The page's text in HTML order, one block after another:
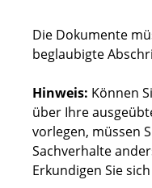
Die Dokumente
beglaubigte
Hinweis: Können
über Ihre
vorlegen, müssen
Sachverhalte
Erkundigen Sie